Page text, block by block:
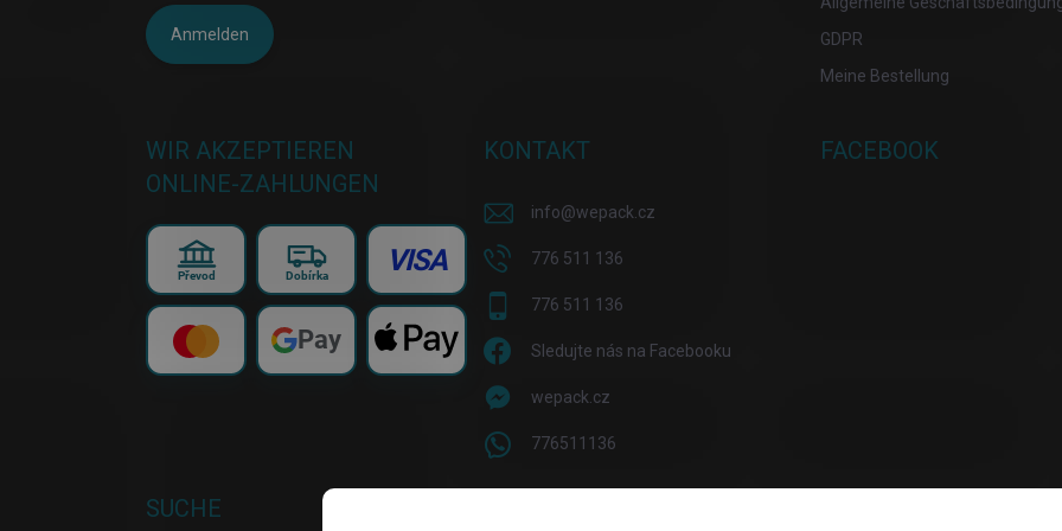
Anmelden
GDPR
Meine Bestellung
WIR AKZEPTIEREN
ONLINE-ZAHLUNGEN
Převod Dobírka VISA
Pay
KONTAKT
info@wepack.cz
776 511 136
776 511 136
Sledujte nás na Facebooku
wepack.cz
776511136
FACEBOOK
SUCHE